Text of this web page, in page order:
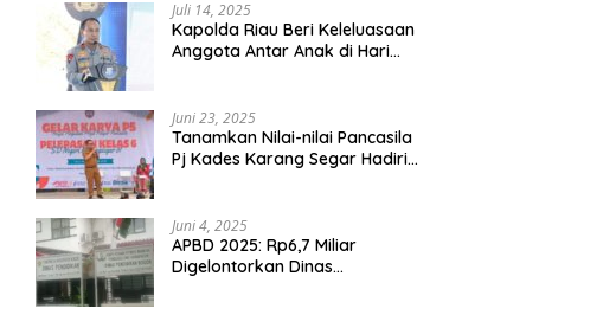
Juli 14, 2025
Kapolda Riau Beri Keleluasaan
Anggota Antar Anak di Hari
Juni 23, 2025
Tanamkan Nilai-nilai Pancasila
Pj Kades Karang Segar Hadiri
01 Karang Segar
Juni 4, 2025
APBD 2025: Rp6,7 Miliar
Digelontorkan Dinas